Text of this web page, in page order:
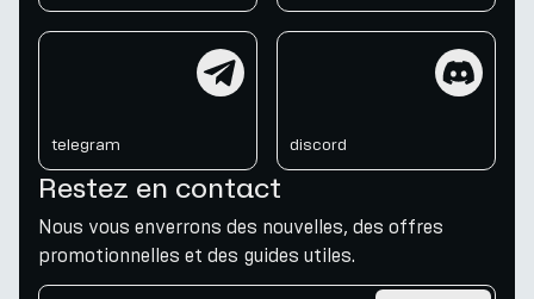
telegram discord
Restez en contact
Nous vous enverrons des nouvelles, des offres
promotionnelles et des guides utiles.